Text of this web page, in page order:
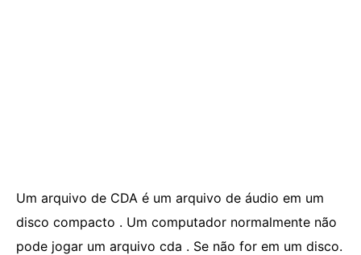
Um arquivo de CDA é um arquivo de áudio em um
disco compacto . Um computador normalmente não
pode jogar um arquivo cda . Se não for em um disco.